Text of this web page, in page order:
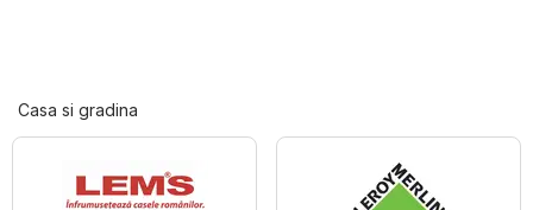
Casa si gradina